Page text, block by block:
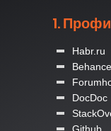
1.
Habr.ru
Behance
DocDoc